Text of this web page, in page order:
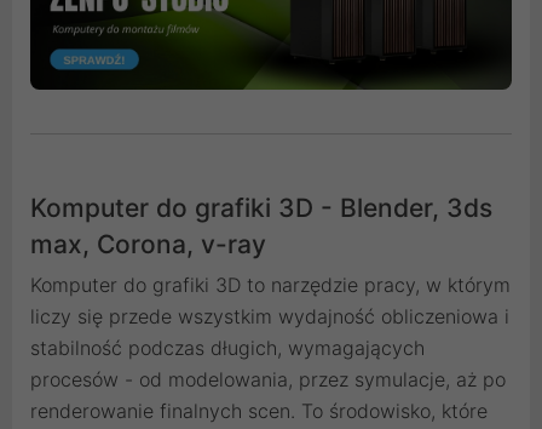
Komputer do grafiki 3D - Blender, 3ds
max, Corona, v-ray
Komputer do grafiki 3D to narzędzie pracy, w którym
liczy się przede wszystkim wydajność obliczeniowa i
stabilność podczas długich, wymagających
procesów - od modelowania, przez symulacje, aż po
renderowanie finalnych scen. To środowisko, które